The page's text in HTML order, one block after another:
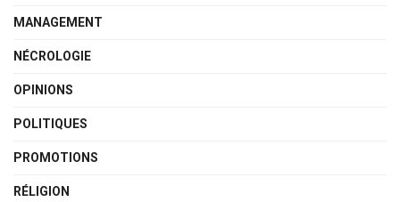
MANAGEMENT
NÉCROLOGIE
OPINIONS
POLITIQUES
PROMOTIONS
RÉLIGION